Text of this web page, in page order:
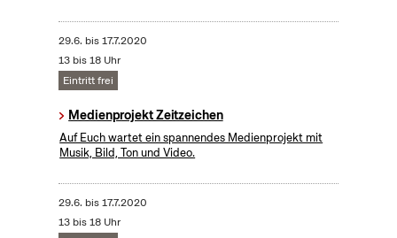
29.6. bis17.7.2020
13 bis 18 Uhr
Eintritt frei
Medienprojekt Zeitzeichen
Auf Euch wartet ein spannendes Medienprojekt mit
Musik, Bild, Ton und Video.
29.6. bis17.7.2020
13 bis 18 Uhr